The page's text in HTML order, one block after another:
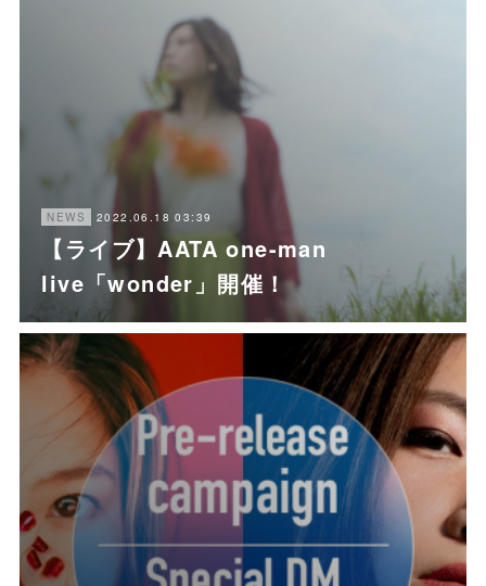
NEWS 2022.06.18 03:39
【ライブ】AATA one-man
live「wonder」開催！